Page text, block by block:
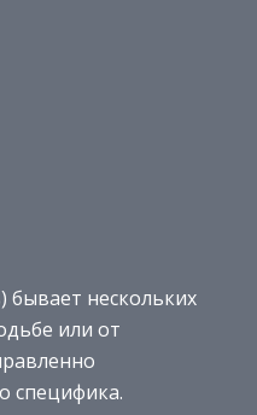
нескольких
или от
специфика.